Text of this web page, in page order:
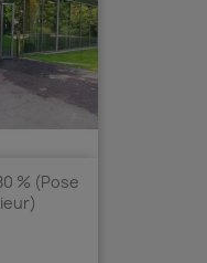
% (Pose